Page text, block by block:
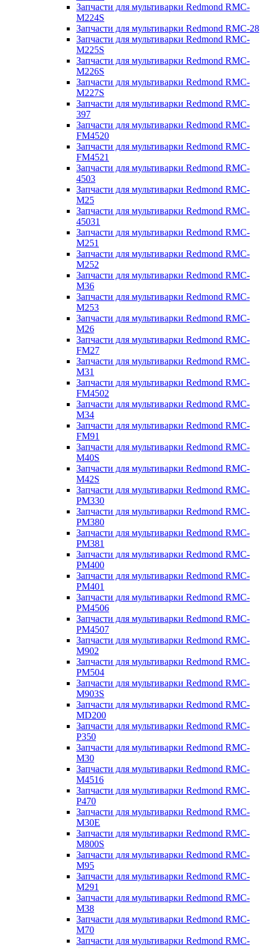
Запчасти для мультиварки Redmond RMC-
M224S
Запчасти для мультиварки Redmond RMC-28
Запчасти для мультиварки Redmond RMC-
M225S
Запчасти для мультиварки Redmond RMC-
M226S
Запчасти для мультиварки Redmond RMC-
M227S
Запчасти для мультиварки Redmond RMC-
397
Запчасти для мультиварки Redmond RMC-
FM4520
Запчасти для мультиварки Redmond RMC-
FM4521
Запчасти для мультиварки Redmond RMC-
4503
Запчасти для мультиварки Redmond RMC-
M25
Запчасти для мультиварки Redmond RMC-
45031
Запчасти для мультиварки Redmond RMC-
M251
Запчасти для мультиварки Redmond RMC-
M252
Запчасти для мультиварки Redmond RMC-
M36
Запчасти для мультиварки Redmond RMC-
M253
Запчасти для мультиварки Redmond RMC-
M26
Запчасти для мультиварки Redmond RMC-
FM27
Запчасти для мультиварки Redmond RMC-
M31
Запчасти для мультиварки Redmond RMC-
FM4502
Запчасти для мультиварки Redmond RMC-
M34
Запчасти для мультиварки Redmond RMC-
FM91
Запчасти для мультиварки Redmond RMC-
M40S
Запчасти для мультиварки Redmond RMC-
M42S
Запчасти для мультиварки Redmond RMC-
PM330
Запчасти для мультиварки Redmond RMC-
PM380
Запчасти для мультиварки Redmond RMC-
PM381
Запчасти для мультиварки Redmond RMC-
PM400
Запчасти для мультиварки Redmond RMC-
PM401
Запчасти для мультиварки Redmond RMC-
PM4506
Запчасти для мультиварки Redmond RMC-
PM4507
Запчасти для мультиварки Redmond RMC-
M902
Запчасти для мультиварки Redmond RMC-
PM504
Запчасти для мультиварки Redmond RMC-
M903S
Запчасти для мультиварки Redmond RMC-
MD200
Запчасти для мультиварки Redmond RMC-
P350
Запчасти для мультиварки Redmond RMC-
M30
Запчасти для мультиварки Redmond RMC-
M4516
Запчасти для мультиварки Redmond RMC-
P470
Запчасти для мультиварки Redmond RMC-
M30E
Запчасти для мультиварки Redmond RMC-
M800S
Запчасти для мультиварки Redmond RMC-
M95
Запчасти для мультиварки Redmond RMC-
M291
Запчасти для мультиварки Redmond RMC-
M38
Запчасти для мультиварки Redmond RMC-
M70
Запчасти для мультиварки Redmond RMC-